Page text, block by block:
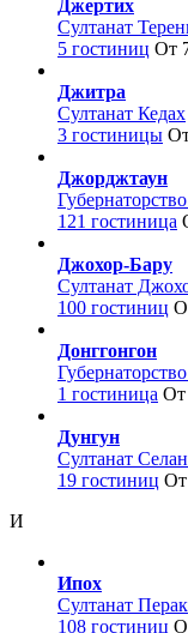
Джертих
Султанат
5 гостиниц От
Джитра
Султанат Кедах
3 гостиницы
Джорджтаун
121 гостиница
Джохор-Бару
Султанат
100 гостиниц
Донггонгон
1 гостиница От
Дунгун
Султанат
19 гостиниц
И
Ипох
Султанат Перак
108 гостиниц